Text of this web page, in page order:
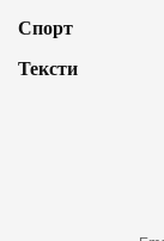
Спорт
Тексти